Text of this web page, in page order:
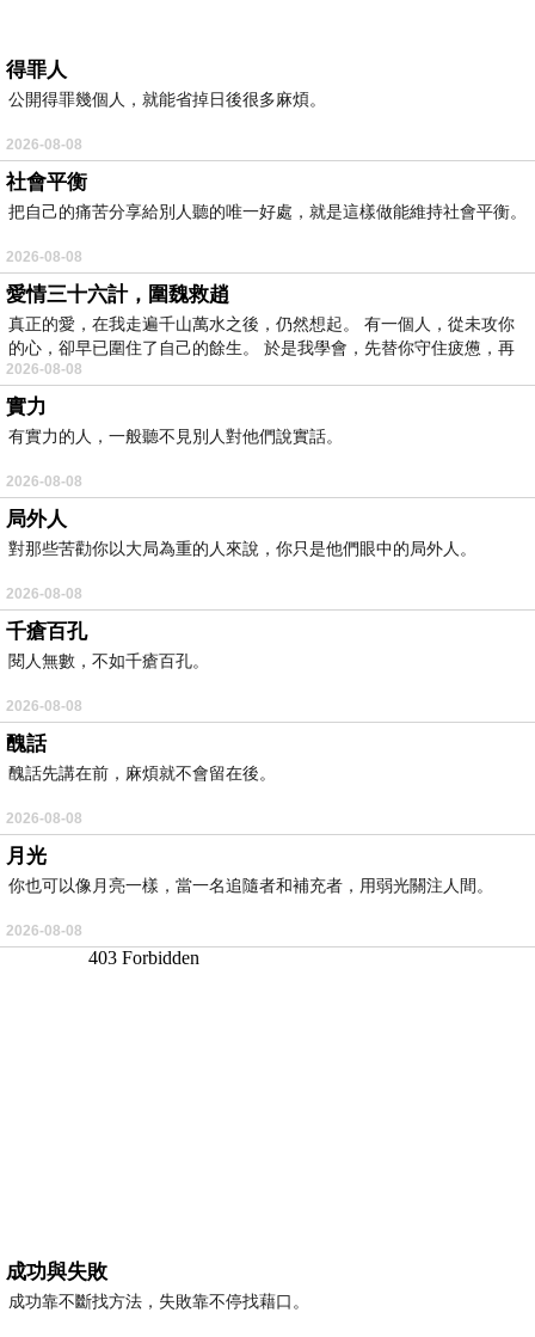
得罪人
公開得罪幾個人，就能省掉日後很多麻煩。
2026-08-08
社會平衡
把自己的痛苦分享給別人聽的唯一好處，就是這樣做能維持社會平衡。
2026-08-08
愛情三十六計，圍魏救趙
真正的愛，在我走遍千山萬水之後，仍然想起。 有一個人，從未攻你
的心，卻早已圍住了自己的餘生。 於是我學會，先替你守住疲憊，再
2026-08-08
實力
有實力的人，一般聽不見別人對他們說實話。
2026-08-08
局外人
對那些苦勸你以大局為重的人來說，你只是他們眼中的局外人。
2026-08-08
千瘡百孔
閱人無數，不如千瘡百孔。
2026-08-08
醜話
醜話先講在前，麻煩就不會留在後。
2026-08-08
月光
你也可以像月亮一樣，當一名追隨者和補充者，用弱光關注人間。
2026-08-08
成功與失敗
成功靠不斷找方法，失敗靠不停找藉口。